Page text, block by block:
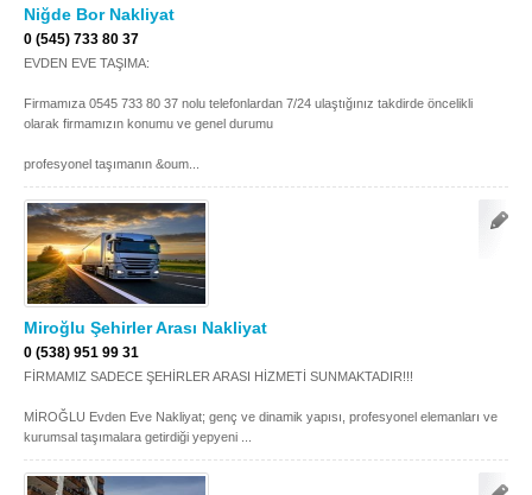
Samsun
Şanlıurfa Şırnak
Tekirdağ Tokat
Trabzon Tunceli
Uşak Van
Yalova Yozgat
Zonguldak
MÜŞTERİ TALEPLERİ
DEFTER
Niğde Bor Nakliyat
0 (545) 733 80 37
EVDEN EVE TAŞIMA:
Firmamıza 0545 733 80 37 nolu telefonlardan 7/24 ulaştığınız takdirde öncelikli
olarak firmamızın konumu ve genel durumu
profesyonel taşımanın &oum...
Miroğlu Şehirler Arası Nakliyat
0 (538) 951 99 31
FİRMAMIZ SADECE ŞEHİRLER ARASI HİZMETİ SUNMAKTADIR!!!
MİROĞLU Evden Eve Nakliyat; genç ve dinamik yapısı, profesyonel elemanları ve
kurumsal taşımalara getirdiği yepyeni ...